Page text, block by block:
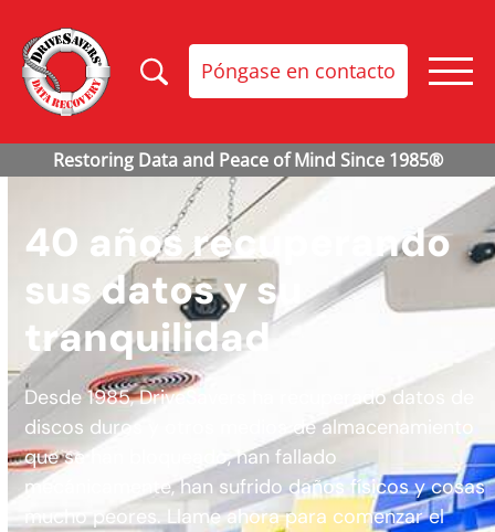
Póngase en contacto
40 años recuperando
sus datos y su
tranquilidad
Desde 1985, DriveSavers ha recuperado datos de
discos duros y otros medios de almacenamiento
que se han bloqueado, han fallado
mecánicamente, han sufrido daños físicos y cosas
mucho peores. Llame ahora para comenzar el